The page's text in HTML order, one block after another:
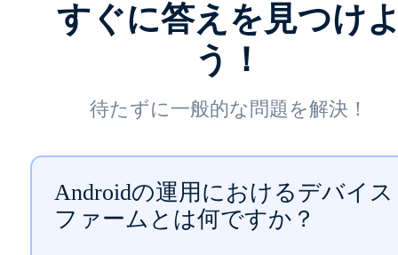
すぐに答えを見つけ
う！
待たずに一般的な問題を解決！
Androidの運用におけるデバイス
ファームとは何ですか？